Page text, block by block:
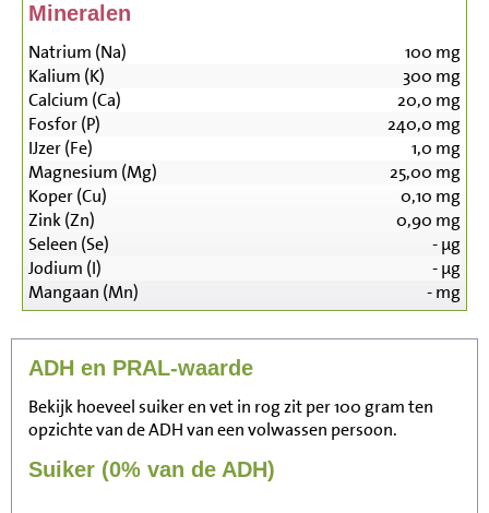
Mineralen
Natrium (Na) 100 mg
Kalium (K)
300 mg
Calcium (Ca)
20,0 mg
Fosfor (P)
240,0 mg
IJzer (Fe)
1,0 mg
Magnesium (Mg)
25,00 mg
Koper (Cu)
0,10 mg
Zink (Zn)
0,90 mg
Seleen (Se)
-µg
Jodium (I)
-µg
Mangaan (Mn)
-mg
ADH en PRAL-waarde
Bekijk hoeveel suiker en vet in rog zit per 100 gram ten
opzichte van de ADH van een volwassen persoon.
Suiker (0% van de ADH)